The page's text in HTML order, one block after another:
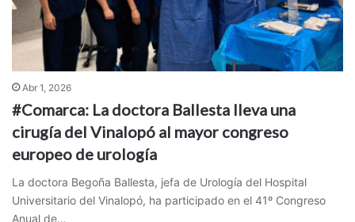
Abr 1, 2026
#Comarca: La doctora Ballesta lleva una
cirugía del Vinalopó al mayor congreso
europeo de urología
La doctora Begoña Ballesta, jefa de Urología del Hospital
Universitario del Vinalopó, ha participado en el 41º Congreso
Anual de…